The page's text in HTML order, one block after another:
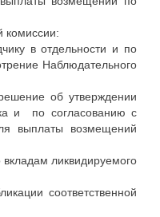
комиссии:
в отдельности и по
Наблюдательного
об утверждении
и по согласованию с
выплаты возмещений
ликвидируемого
соответственной